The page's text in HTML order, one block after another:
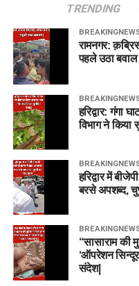
TRENDING
रामनगर:
पहले उठा बवाल |
हरिद्वार: गंगा
विभाग ने किया
हरिद्वार में
बरसे अपशब्द,
“सासाराम की
‘ऑपरेशन
संदेश|